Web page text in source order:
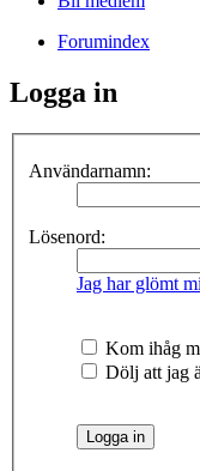
Forumindex
Logga in
Användarnamn:
Lösenord:
Jag har glömt
Kom ihåg
Dölj att jag